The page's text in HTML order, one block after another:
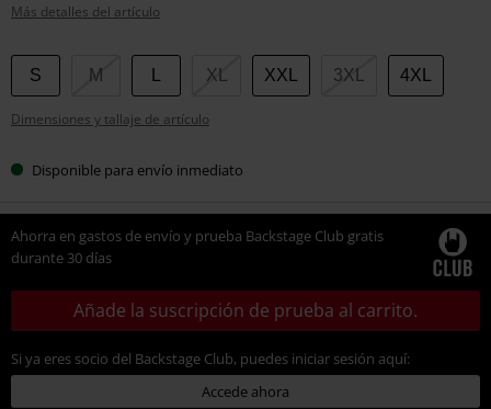
Más detalles del artículo
Elige
tu
talla
S M XL XXL 3XL 4XL
Dimensiones y tallaje de artículo
Disponible para envío inmediato
Ahorra en gastos de envío y prueba Backstage Club gratis
durante 30 días
Añade la suscripción de prueba al carrito.
Si ya eres socio del Backstage Club, puedes iniciar sesión aquí:
Accede ahora